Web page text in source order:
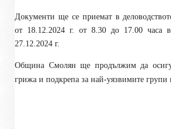
Документи ще се приемат в
от 18.12.2024 г. от 8.30 до 17.00 часа
27.12.2024 г.
Община Смолян ще продължим да
грижа и подкрепа за най-уязвимите групи